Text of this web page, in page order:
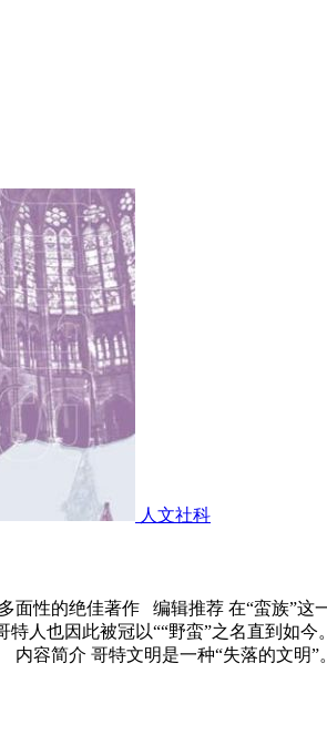
人文社科
面性的绝佳著作 编辑推荐 在“蛮族”
人也因此被冠以““野蛮”之名直到如
内容简介 哥特文明是一种“失落的文